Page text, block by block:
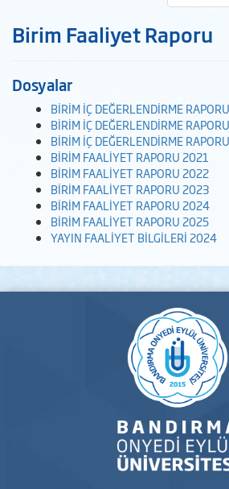
Birim Faaliyet Raporu
Dosyalar
BİRİM İÇ DEĞERLENDİRME
BİRİM İÇ DEĞERLENDİRME
BİRİM İÇ DEĞERLENDİRME
BİRİM FAALİYET RAPORU 2021
BİRİM FAALİYET RAPORU 2022
BİRİM FAALİYET RAPORU 2023
BİRİM FAALİYET RAPORU 2024
BİRİM FAALİYET RAPORU 2025
YAYIN FAALİYET BİLGİLERİ 2024